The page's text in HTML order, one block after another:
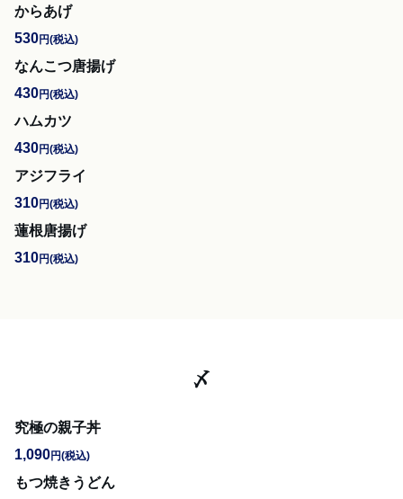
からあげ
530円(税込)
なんこつ唐揚げ
430円(税込)
ハムカツ
430円(税込)
アジフライ
310円(税込)
蓮根唐揚げ
310円(税込)
〆
究極の親子丼
1,090円(税込)
もつ焼きうどん